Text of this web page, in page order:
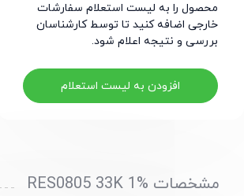
محصول را به لیست استعلام سفارشات
خارجی اضافه کنید تا توسط کارشناسان
بررسی و نتیجه اعلام شود.
افزودن به لیست استعلام
مشخصات RES0805 33K 1%